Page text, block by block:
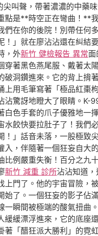
叫聲，帶著濃濃的中藥味
點是**時空正在彎曲！**
們在你的後院！別帶任何
」就在廖沾沾還在糾結
，外新竹 健檢報告 異常
穿著黑色燕尾服、戴著太
破洞鑽進來。它的背上揹
上用毛筆寫著「極品紅棗
沾驚訝地瞪大了眼睛。K-
白色手套的爪子優雅地一
水餃快要拉肚子了！我們
！」話音未落，一股極致
入，伴隨著一個狂妄自大
比例嚴重失衡！百分之九
新竹 減重 診所沾沾知道
上門了。他的宇宙冒險，
始了。一個狂妄的影子佔
一瞬間被極端的酸氣扭曲
緩緩漂浮進來，它的底座
著「醋狂派大勝利」的霓